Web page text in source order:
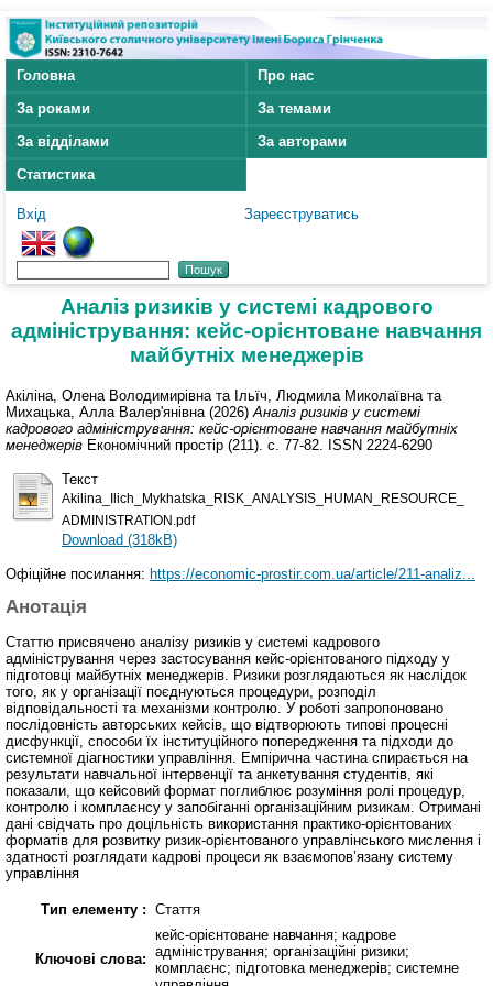
Головна
Про нас
За роками
За темами
За відділами
За авторами
Статистика
Вхід Зареєструватись
Аналіз ризиків у системі кадрового
адміністрування: кейс-орієнтоване навчання
майбутніх менеджерів
Акіліна, Олена Володимирівна та Ільїч, Людмила Миколаївна та
Михацька, Алла Валер'янівна (2026) Аналіз ризиків у системі
кадрового адміністрування: кейс-орієнтоване навчання майбутніх
менеджерів Економічний простір (211). с. 77-82. ISSN 2224-6290
Текст
Akilina_Ilich_Mykhatska_RISK_ANALYSIS_HUMAN_RESOURCE_
ADMINISTRATION.pdf
Download (318kB)
Офіційне посилання: https://economic-prostir.com.ua/article/211-analiz...
Анотація
Статтю присвячено аналізу ризиків у системі кадрового
адміністрування через застосування кейс-орієнтованого підходу у
підготовці майбутніх менеджерів. Ризики розглядаються як наслідок
того, як у організації поєднуються процедури, розподіл
відповідальності та механізми контролю. У роботі запропоновано
послідовність авторських кейсів, що відтворюють типові процесні
дисфункції, способи їх інституційного попередження та підходи до
системної діагностики управління. Емпірична частина спирається на
результати навчальної інтервенції та анкетування студентів, які
показали, що кейсовий формат поглиблює розуміння ролі процедур,
контролю і комплаєнсу у запобіганні організаційним ризикам. Отримані
дані свідчать про доцільність використання практико-орієнтованих
форматів для розвитку ризик-орієнтованого управлінського мислення і
здатності розглядати кадрові процеси як взаємопов’язану систему
управління
Тип елементу : Стаття
Ключові слова:
кейс-орієнтоване навчання; кадрове
адміністрування; організаційні ризики;
комплаєнс; підготовка менеджерів; системне